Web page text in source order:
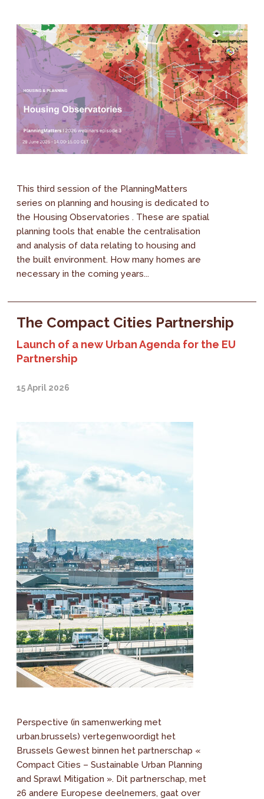
This third session of the PlanningMatters
series on planning and housing is dedicated to
the Housing Observatories . These are spatial
planning tools that enable the centralisation
and analysis of data relating to housing and
the built environment. How many homes are
necessary in the coming years...
The Compact Cities Partnership
Launch of a new Urban Agenda for the EU
Partnership
15 April 2026
Perspective (in samenwerking met
urban.brussels) vertegenwoordigt het
Brussels Gewest binnen het partnerschap «
Compact Cities – Sustainable Urban Planning
and Sprawl Mitigation ». Dit partnerschap, met
26 andere Europese deelnemers, gaat over